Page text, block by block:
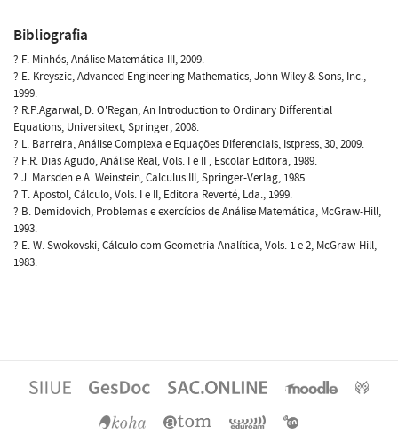
Bibliografia
? F. Minhós, Análise Matemática III, 2009.
? E. Kreyszic, Advanced Engineering Mathematics, John Wiley & Sons, Inc.,
1999.
? R.P.Agarwal, D. O'Regan, An Introduction to Ordinary Differential
Equations, Universitext, Springer, 2008.
? L. Barreira, Análise Complexa e Equações Diferenciais, Istpress, 30, 2009.
? F.R. Dias Agudo, Análise Real, Vols. I e II , Escolar Editora, 1989.
? J. Marsden e A. Weinstein, Calculus III, Springer-Verlag, 1985.
? T. Apostol, Cálculo, Vols. I e II, Editora Reverté, Lda., 1999.
? B. Demidovich, Problemas e exercícios de Análise Matemática, McGraw-Hill,
1993.
? E. W. Swokovski, Cálculo com Geometria Analítica, Vols. 1 e 2, McGraw-Hill,
1983.